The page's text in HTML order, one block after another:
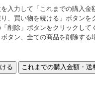
入力して「これまでの購入金
、買い物を続ける」ボタンを
削除」ボタンをクリックして
タン、全ての商品を削除す